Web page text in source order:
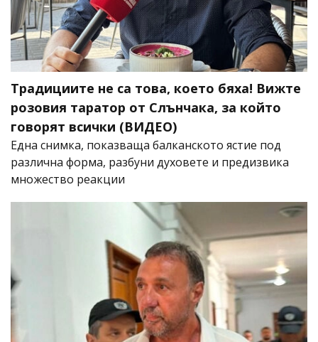
Традициите не са това, което бяха! Вижте
розовия таратор от Слънчака, за който
говорят всички (ВИДЕО)
Една снимка, показваща балканското ястие под
различна форма, разбуни духовете и предизвика
множество реакции